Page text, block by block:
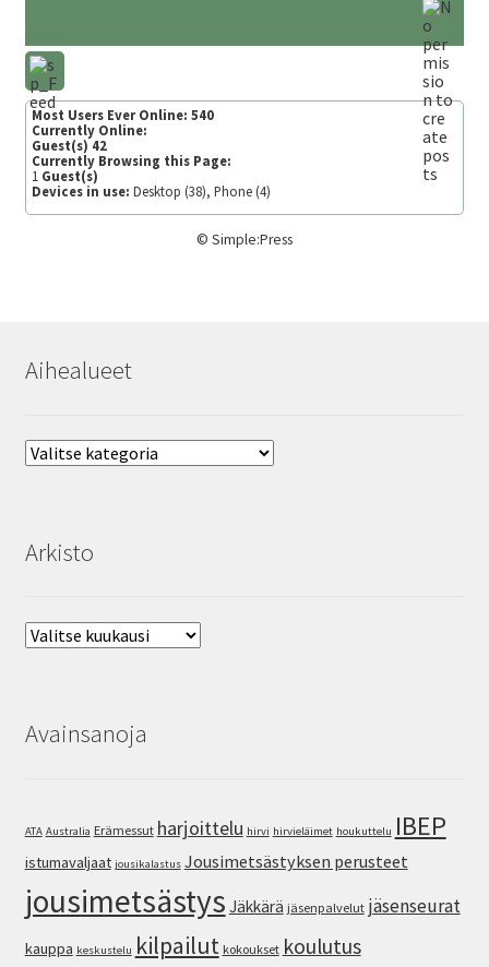
Most Users Ever Online: 540
Currently Online:
Guest(s)42
Currently Browsing this Page:
1 Guest(s)
Devices in use: Desktop (38), Phone (4)
© Simple:Press
Aihealueet
Aihealueet
Arkisto
Arkisto
Avainsanoja
ATA Australia Erämessut harjoittelu hirvi hirvieläimet houkuttelu IBEP
istumavaljaat jousikalastus Jousimetsästyksen perusteet
jousimetsästys Jäkkärä jäsenpalvelut jäsenseurat
kauppa keskustelu kilpailut kokoukset koulutus